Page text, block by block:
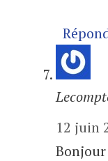
12 juin